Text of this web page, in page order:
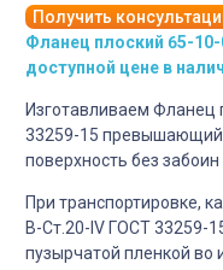
Получить
Фланец плоский 65-
доступной цене в
Изготавливаем Фланец
33259-15 превышающий
поверхность без забоин
При транспортировке,
B-Cт.20-IV ГОСТ 33259-
пузырчатой пленкой во